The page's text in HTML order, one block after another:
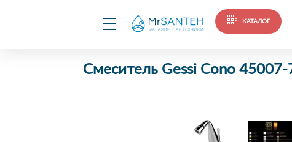
КАТАЛОГ
Смеситель Gessi Cono